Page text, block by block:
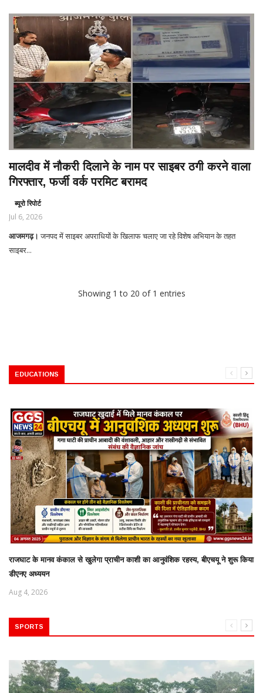
मालदीव में नौकरी दिलाने के नाम पर साइबर ठगी करने वाला
गिरफ्तार, फर्जी वर्क परमिट बरामद
ब्यूरो रिपोर्ट
Jul 6, 2026
आजमगढ़। जनपद में साइबर अपराधियों के खिलाफ चलाए जा रहे विशेष अभियान के तहत
साइबर...
Showing 1 to 20 of 1 entries
EDUCATIONS
राजघाट के मानव कंकाल से खुलेगा प्राचीन काशी का आनुवंशिक रहस्य, बीएचयू ने शुरू किया
डीएनए अध्ययन
Aug 4, 2026
SPORTS